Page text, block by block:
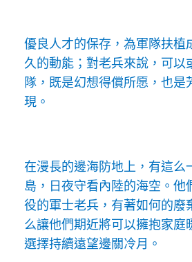
優良人才的保存，為軍隊扶植
久的動能；對老兵來說，可以
隊，既是幻想得償所愿，也是
現。
在漫長的邊海防地上，有這么
島，日夜守看內陸的海空。他
役的軍士老兵，有著如何的廢
么讓他們期近將可以擁抱家庭
選擇持續遠望邊關冷月。